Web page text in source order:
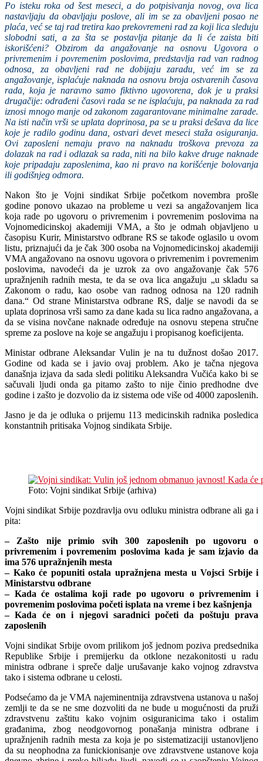
Po isteku roka od šest meseci, a do potpisivanja novog, ova lica
nastavljaju da obavljaju poslove, ali im se za obavljeni posao ne
plaća, već se taj rad tretira kao prekovremeni rad za koji lica sleduju
slobodni sati, a za šta se postavlja pitanje da li će zaista biti
iskorišćeni? Obzirom da angažovanje na osnovu Ugovora o
privremenim i povremenim poslovima, predstavlja rad van radnog
odnosa, za obavljeni rad ne dobijaju zaradu, već im se za
angažovanje, isplaćuje naknada na osnovu broja ostvarenih časova
rada, koja je naravno samo fiktivno ugovorena, dok je u praksi
drugačije: odrađeni časovi rada se ne isplaćuju, pa naknada za rad
iznosi mnogo manje od zakonom zagarantovane minimalne zarade.
Na isti način vrši se uplata doprinosa, pa se u praksi dešava da lice
koje je radilo godinu dana, ostvari devet meseci staža osiguranja.
Ovi zaposleni nemaju pravo na naknadu troškova prevoza za
dolazak na rad i odlazak sa rada, niti na bilo kakve druge naknade
koje pripadaju zaposlenima, kao ni pravo na korišćenje bolovanja
ili godišnjeg odmora.
Nakon što je Vojni sindikat Srbije početkom novembra prošle
godine ponovo ukazao na probleme u vezi sa angažovanjem lica
koja rade po ugovoru o privremenim i povremenim poslovima na
Vojnomedicinskoj akademiji VMA, a što je odmah objavljeno u
časopisu Kurir, Ministarstvo odbrane RS se takođe oglasilo u ovom
listu, priznajući da je čak 300 osoba na Vojnomedicinskoj akademiji
VMA angažovano na osnovu ugovora o privremenim i povremenim
poslovima, navodeći da je uzrok za ovo angažovanje čak 576
upražnjenih radnih mesta, te da se ova lica angažuju „u skladu sa
Zakonom o radu, kao osobe van radnog odnosa na 120 radnih
dana.“ Od strane Ministarstva odbrane RS, dalje se navodi da se
uplata doprinosa vrši samo za dane kada su lica radno angažovana, a
da se visina novčane naknade određuje na osnovu stepena stručne
spreme za poslove na koje se angažuju i propisanog koeficijenta.
Ministar odbrane Aleksandar Vulin je na tu dužnost došao 2017.
Godine od kada se i javio ovaj problem. Ako je tačna njegova
današnja izjava da sada sledi politiku Aleksandra Vučića kako bi se
sačuvali ljudi onda ga pitamo zašto to nije činio predhodne dve
godine i zašto je dozvolio da iz sistema ode više od 4000 zaposlenih.
Jasno je da je odluka o prijemu 113 medicinskih radnika posledica
konstantnih pritisaka Vojnog sindikata Srbije.
Foto: Vojni sindikat Srbije (arhiva)
Vojni sindikat Srbije pozdravlja ovu odluku ministra odbrane ali ga i
pita:
– Zašto nije primio svih 300 zaposlenih po ugovoru o
privremenim i povremenim poslovima kada je sam izjavio da
ima 576 upražnjenih mesta
– Kako će popuniti ostala upražnjena mesta u Vojsci Srbije i
Ministarstvu odbrane
– Kada će ostalima koji rade po ugovoru o privremenim i
povremenim poslovima početi isplata na vreme i bez kašnjenja
– Kada će on i njegovi saradnici početi da poštuju prava
zaposlenih
Vojni sindikat Srbije ovom prilikom još jednom poziva predsednika
Republike Srbije i premijerku da otklone nezakonitosti u radu
ministra odbrane i spreče dalje urušavanje kako vojnog zdravstva
tako i sistema odbrane u celosti.
Podsećamo da je VMA najeminentnija zdravstvena ustanova u našoj
zemlji te da se ne sme dozvoliti da ne bude u mogućnosti da pruži
zdravstvenu zaštitu kako vojnim osiguranicima tako i ostalim
građanima, zbog neodgovornog ponašanja ministra odbrane i
upražnjenih radnih mesta za koja je po sistematizaciji ustanovljeno
da su neophodna za funickionisanje ove zdravstvene ustanove koja